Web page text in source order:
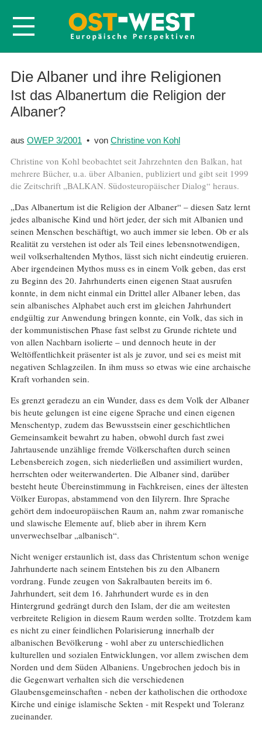
Startseite
Über OWEP
Volltexte
Abonnieren
Kontakt
Die Albaner und ihre Religionen
Ist das Albanertum die Religion der
Albaner?
aus OWEP 3/2001 • von Christine von Kohl
Christine von Kohl beobachtet seit Jahrzehnten den Balkan, hat
mehrere Bücher, u.a. über Albanien, publiziert und gibt seit 1999
die Zeitschrift „BALKAN. Südosteuropäischer Dialog“ heraus.
„Das Albanertum ist die Religion der Albaner“ – diesen Satz lernt
jedes albanische Kind und hört jeder, der sich mit Albanien und
seinen Menschen beschäftigt, wo auch immer sie leben. Ob er als
Realität zu verstehen ist oder als Teil eines lebensnotwendigen,
weil volkserhaltenden Mythos, lässt sich nicht eindeutig eruieren.
Aber irgendeinen Mythos muss es in einem Volk geben, das erst
zu Beginn des 20. Jahrhunderts einen eigenen Staat ausrufen
konnte, in dem nicht einmal ein Drittel aller Albaner leben, das
sein albanisches Alphabet auch erst im gleichen Jahrhundert
endgültig zur Anwendung bringen konnte, ein Volk, das sich in
der kommunistischen Phase fast selbst zu Grunde richtete und
von allen Nachbarn isolierte – und dennoch heute in der
Weltöffentlichkeit präsenter ist als je zuvor, und sei es meist mit
negativen Schlagzeilen. In ihm muss so etwas wie eine archaische
Kraft vorhanden sein.
Es grenzt geradezu an ein Wunder, dass es dem Volk der Albaner
bis heute gelungen ist eine eigene Sprache und einen eigenen
Menschentyp, zudem das Bewusstsein einer geschichtlichen
Gemeinsamkeit bewahrt zu haben, obwohl durch fast zwei
Jahrtausende unzählige fremde Völkerschaften durch seinen
Lebensbereich zogen, sich niederließen und assimiliert wurden,
herrschten oder weiterwanderten. Die Albaner sind, darüber
besteht heute Übereinstimmung in Fachkreisen, eines der ältesten
Völker Europas, abstammend von den Iilyrern. Ihre Sprache
gehört dem indoeuropäischen Raum an, nahm zwar romanische
und slawische Elemente auf, blieb aber in ihrem Kern
unverwechselbar „albanisch“.
Nicht weniger erstaunlich ist, dass das Christentum schon wenige
Jahrhunderte nach seinem Entstehen bis zu den Albanern
vordrang. Funde zeugen von Sakralbauten bereits im 6.
Jahrhundert, seit dem 16. Jahrhundert wurde es in den
Hintergrund gedrängt durch den Islam, der die am weitesten
verbreitete Religion in diesem Raum werden sollte. Trotzdem kam
es nicht zu einer feindlichen Polarisierung innerhalb der
albanischen Bevölkerung - wohl aber zu unterschiedlichen
kulturellen und sozialen Entwicklungen, vor allem zwischen dem
Norden und dem Süden Albaniens. Ungebrochen jedoch bis in
die Gegenwart verhalten sich die verschiedenen
Glaubensgemeinschaften - neben der katholischen die orthodoxe
Kirche und einige islamische Sekten - mit Respekt und Toleranz
zueinander.